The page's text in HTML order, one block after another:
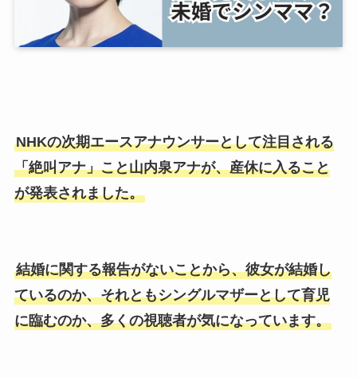
NHKの次期エースアナウンサーとして注目される
「絶叫アナ」こと山内泉アナが、産休に入ること
が発表されました。
結婚に関する報告がないことから、彼女が結婚し
ているのか、それともシングルマザーとして育児
に臨むのか、多くの視聴者が気になっています。